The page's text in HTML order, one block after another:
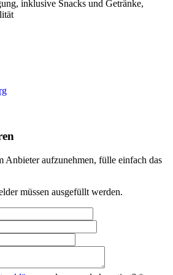
inklusive Snacks und Getränke,
Anbieter aufzunehmen, fülle einfach das
müssen ausgefüllt werden.